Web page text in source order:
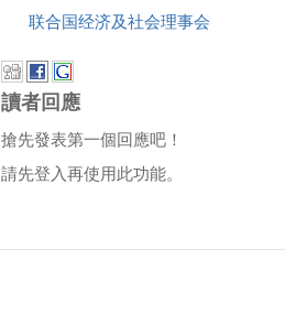
联合国经济及社会理事会
讀者回應
搶先發表第一個回應吧！
請先登入再使用此功能。